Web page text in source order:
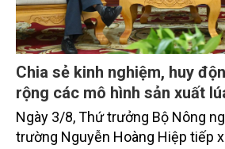
Chia sẻ kinh nghiệm, huy
rộng các mô hình sản xuất